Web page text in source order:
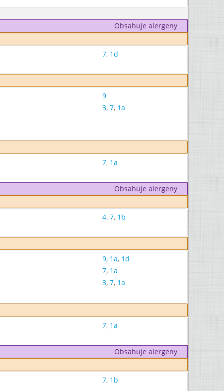
Obsahuje alergeny
7, 1d
9
3, 7, 1a
7, 1a
Obsahuje alergeny
4, 7, 1b
9, 1a, 1d
7, 1a
3, 7, 1a
7, 1a
Obsahuje alergeny
7, 1b